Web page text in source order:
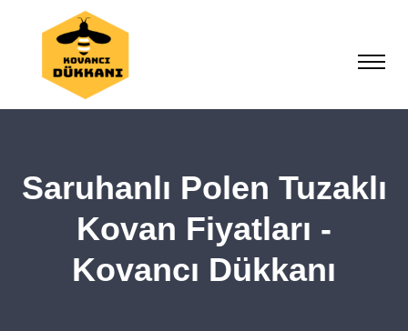
Saruhanlı Polen Tuzaklı
Kovan Fiyatları -
Kovancı Dükkanı